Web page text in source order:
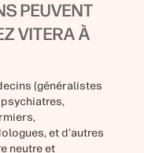
PEUVENT
VITERA À
(généralistes
et d’autres
neutre et